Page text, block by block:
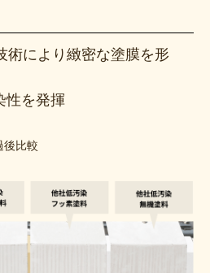
術により緻密な塗膜を形
性を発揮
後比較